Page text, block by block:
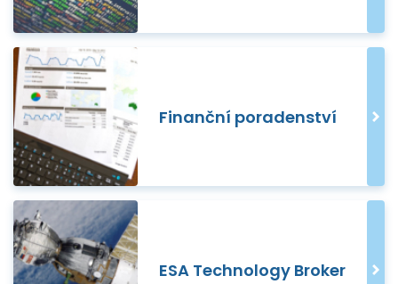
Finanční poradenství
ESA Technology Broker